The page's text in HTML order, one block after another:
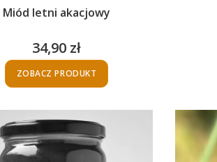
Miód letni akacjowy
Cena
34,90 zł
ZOBACZ PRODUKT